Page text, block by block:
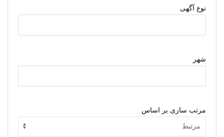
نوع آگهی
شهر
مرتب سازی بر اساس